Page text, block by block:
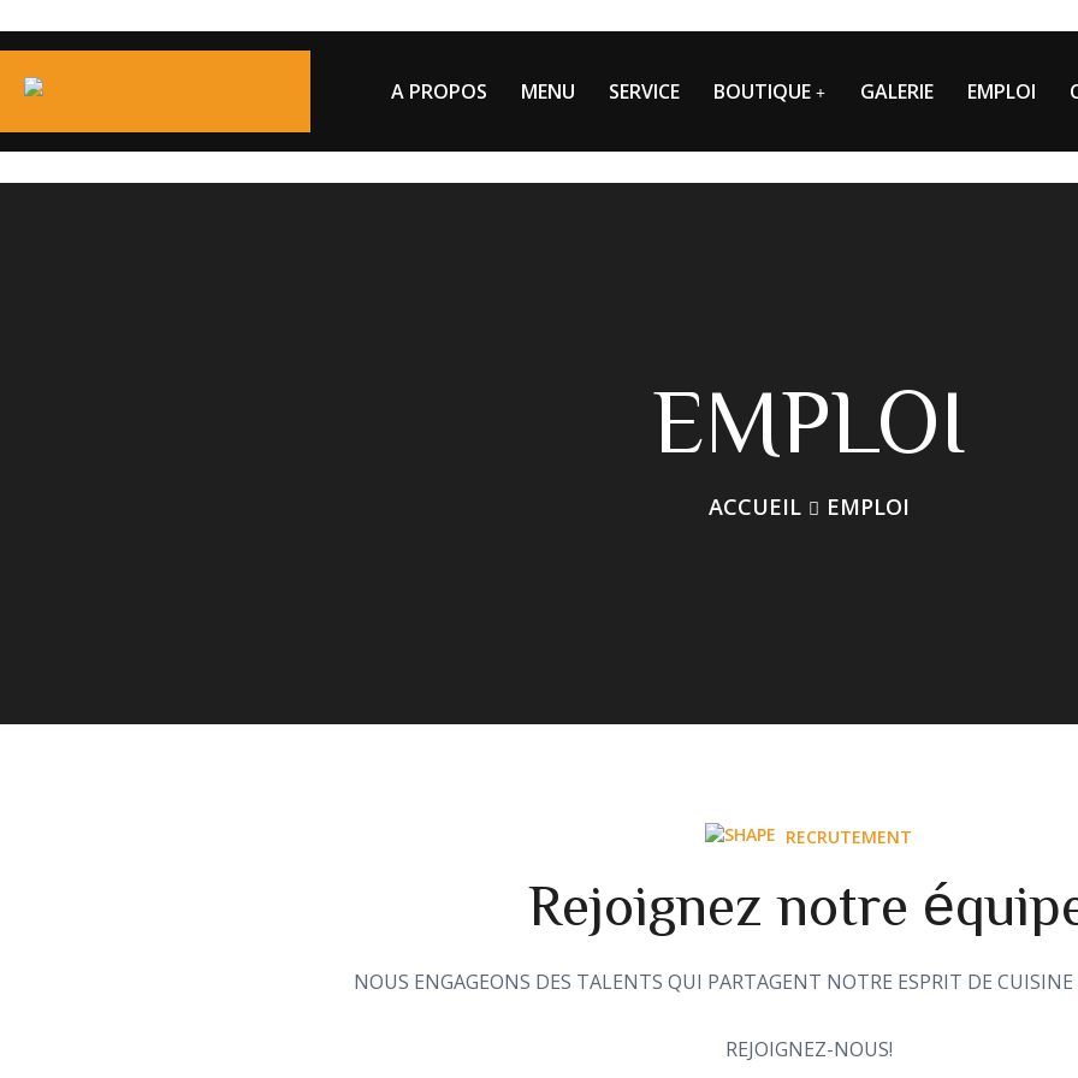
A PROPOS MENU SERVICE BOUTIQUE GALERIE EMPLOI
EMPLOI
ACCUEIL EMPLOI
RECRUTEMENT
Rejoignez notre
NOUS ENGAGEONS DES TALENTS QUI PARTAGENT NOTRE ESPRIT DE
REJOIGNEZ-NOUS!